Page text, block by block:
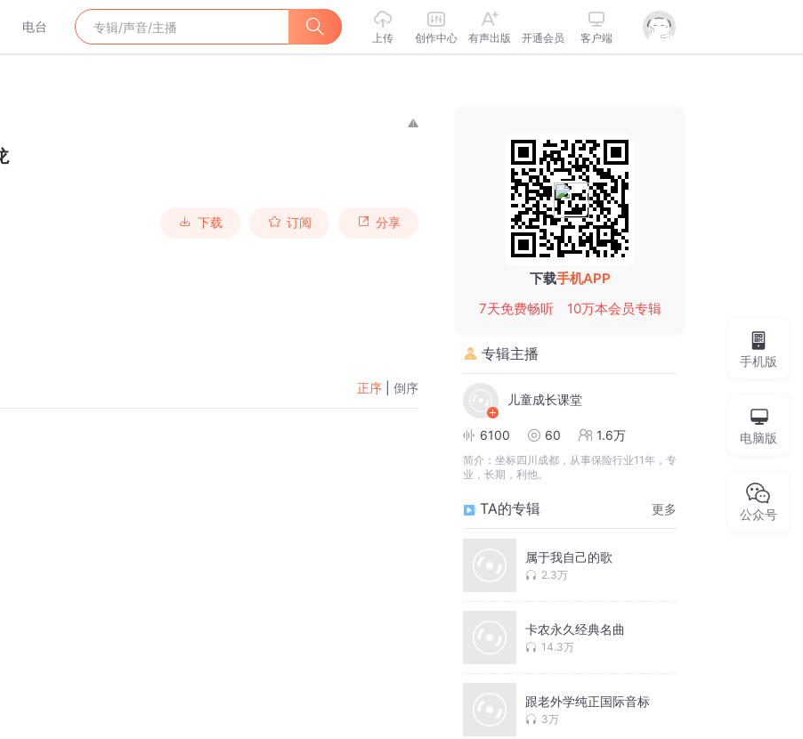
电台
上传 创作中心 有声出版 开通会员 客户端
下载 订阅 分享
正序 倒序
下载手机APP
7天免费畅听
10万本会员专辑
专辑主播
儿童成长课堂
6100 60 1.6万
简介： 坐标四川成都，从事保险行业11年，专
业，长期，利他。
TA的专辑 更多
属于我自己的歌
2.3万
卡农永久经典名曲
14.3万
跟老外学纯正国际音标
3万
手机版
电脑版
公众号